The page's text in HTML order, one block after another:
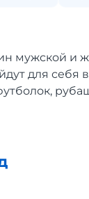
мужской и
для себя